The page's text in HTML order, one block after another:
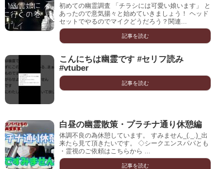
初めての幽霊調査 「チラシには可愛い娘います」 と
あったので意気揚々と始めていきましょう！ ヘッド
セットでやるのでマイクどうだろう？関連...
記事を読む
こんにちは幽霊です #セリフ読み
#vtuber
記事を読む
白昼の幽霊散策・プラチナ通り休憩編
体調不良の為休憩しています。 すみません_(._.)_出
来たら見て頂きたいです。 ◇シークエンスパパとも
・霊視のご依頼はこちらから ...
記事を読む